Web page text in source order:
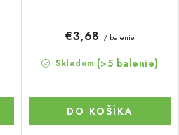
Skladom (>5 balenie)
€3,68 / balenie
DO KOŠÍKA